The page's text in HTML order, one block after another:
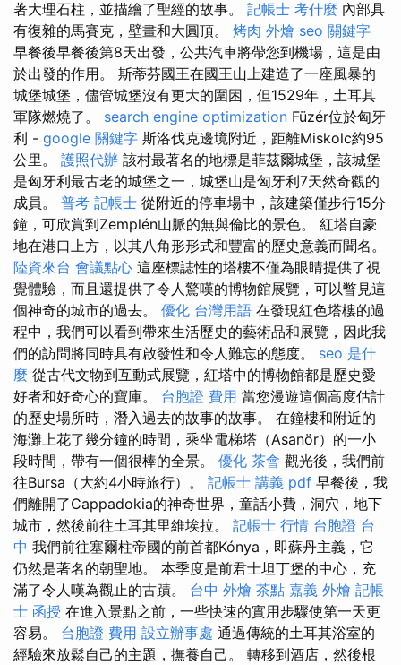
著大理石柱，並描繪了聖經的故事。 記帳士 考什麼 內部具
有復雜的馬賽克，壁畫和大圓頂。 烤肉 外燴 seo 關鍵字
早餐後早餐後第8天出發，公共汽車將帶您到機場，這是由
於出發的作用。 斯蒂芬國王在國王山上建造了一座風暴的
城堡城堡，儘管城堡沒有更大的圍困，但1529年，土耳其
軍隊燃燒了。 search engine optimization Füzér位於匈牙
利 - google 關鍵字 斯洛伐克邊境附近，距離Miskolc約95
公里。 護照代辦 該村最著名的地標是菲茲爾城堡，該城堡
是匈牙利最古老的城堡之一，城堡山是匈牙利7天然奇觀的
成員。 普考 記帳士 從附近的停車場中，該建築僅步行15分
鐘，可欣賞到Zemplén山脈的無與倫比的景色。 紅塔自豪
地在港口上方，以其八角形形式和豐富的歷史意義而聞名。
陸資來台 會議點心 這座標誌性的塔樓不僅為眼睛提供了視
覺體驗，而且還提供了令人驚嘆的博物館展覽，可以瞥見這
個神奇的城市的過去。 優化 台灣用語 在發現紅色塔樓的過
程中，我們可以看到帶來生活歷史的藝術品和展覽，因此我
們的訪問將同時具有啟發性和令人難忘的態度。 seo 是什
麼 從古代文物到互動式展覽，紅塔中的博物館都是歷史愛
好者和好奇心的寶庫。 台胞證 費用 當您漫遊這個高度估計
的歷史場所時，潛入過去的故事的故事。 在鐘樓和附近的
海灘上花了幾分鐘的時間，乘坐電梯塔（Asanör）的一小
段時間，帶有一個很棒的全景。 優化 茶會 觀光後，我們前
往Bursa（大約4小時旅行）。 記帳士 講義 pdf 早餐後，我
們離開了Cappadokia的神奇世界，童話小費，洞穴，地下
城市，然後前往土耳其里維埃拉。 記帳士 行情 台胞證 台
中 我們前往塞爾柱帝國的前首都Kónya，即蘇丹主義，它
仍然是著名的朝聖地。 本季度是前君士坦丁堡的中心，充
滿了令人嘆為觀止的古蹟。 台中 外燴 茶點 嘉義 外燴 記帳
士 函授 在進入景點之前，一些快速的實用步驟使第一天更
容易。 台胞證 費用 設立辦事處 通過傳統的土耳其浴室的
經驗來放鬆自己的主題，撫養自己。 轉移到酒店，然後根